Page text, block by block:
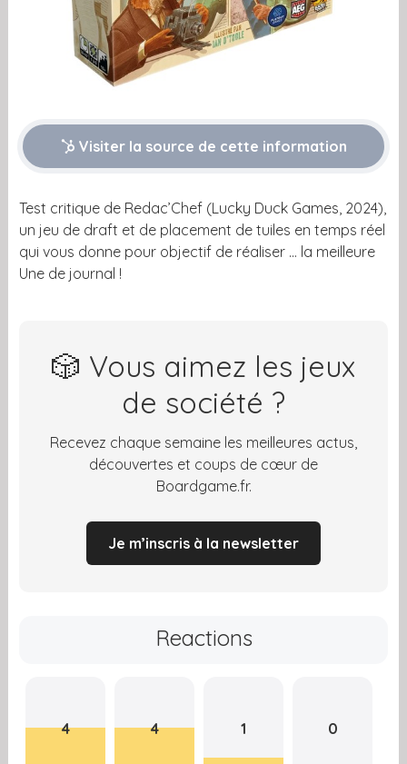
Visiter la source de cette information
Test critique de Redac’Chef (Lucky Duck Games, 2024),
un jeu de draft et de placement de tuiles en temps réel
qui vous donne pour objectif de réaliser … la meilleure
Une de journal !
🎲 Vous aimez les jeux
de société ?
Recevez chaque semaine les meilleures actus,
découvertes et coups de cœur de
Boardgame.fr.
Je m’inscris à la newsletter
Reactions
4 4 1 0